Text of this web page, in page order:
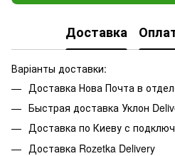
Доставка
Варіанты доставки:
Доставка Нова Почта в
Быстрая доставка Уклон
Доставка по Киеву с
Доставка Rozetka Delivery